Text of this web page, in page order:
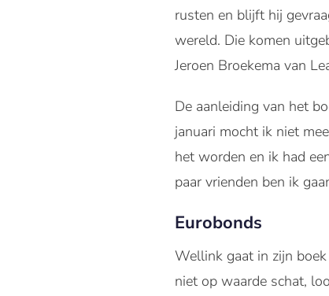
rusten en blijft hij
wereld. Die komen
Jeroen Broekema van
De aanleiding van het
januari mocht ik niet
het worden en ik had
paar vrienden ben ik
Eurobonds
Wellink gaat in zijn
niet op waarde schat,